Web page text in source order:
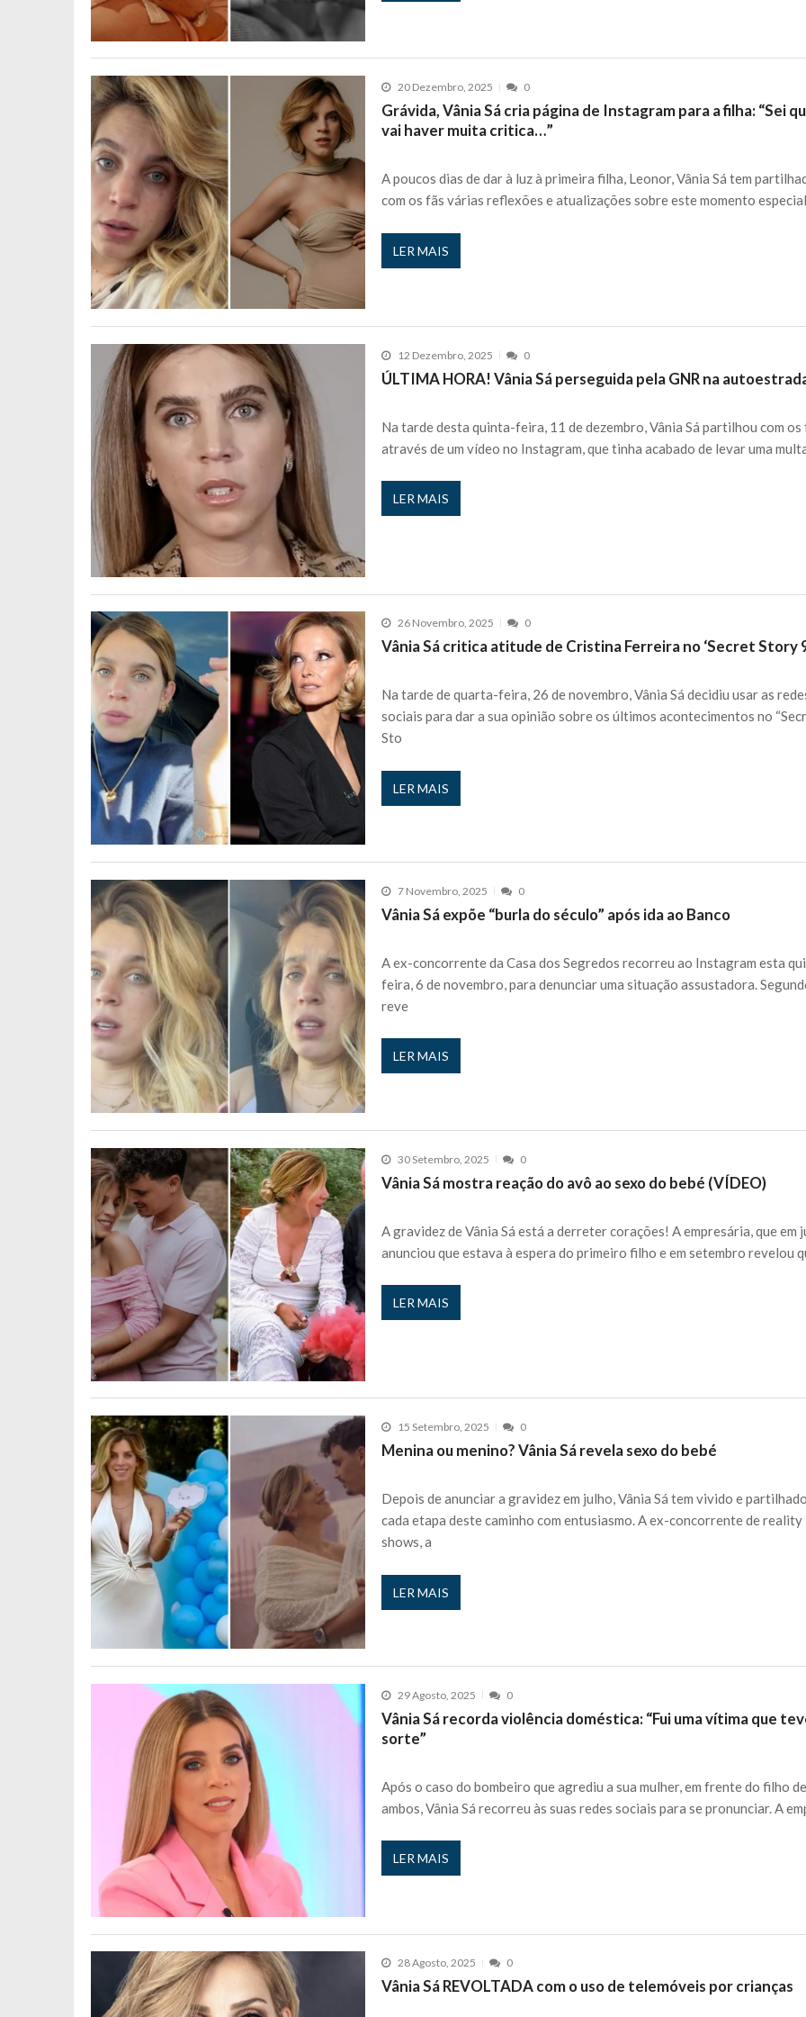
20 Dezembro, 2025 0
Grávida, Vânia Sá cria página de Instagram para a filha: “Sei
vai haver muita critica…”
A poucos dias de dar à luz à primeira filha, Leonor, Vânia Sá tem
com os fãs várias reflexões e atualizações sobre este momento
LER MAIS
12 Dezembro, 2025 0
ÚLTIMA HORA! Vânia Sá perseguida pela GNR na
Na tarde desta quinta-feira, 11 de dezembro, Vânia Sá partilhou com os
através de um vídeo no Instagram, que tinha acabado de levar uma
LER MAIS
26 Novembro, 2025 0
Vânia Sá critica atitude de Cristina Ferreira no ‘Secret Story
Na tarde de quarta-feira, 26 de novembro, Vânia Sá decidiu usar as
sociais para dar a sua opinião sobre os últimos acontecimentos no
Sto
LER MAIS
7 Novembro, 2025 0
Vânia Sá expõe “burla do século” após ida ao Banco
A ex-concorrente da Casa dos Segredos recorreu ao Instagram esta
feira, 6 de novembro, para denunciar uma situação assustadora.
reve
LER MAIS
30 Setembro, 2025 0
Vânia Sá mostra reação do avô ao sexo do bebé (VÍDEO)
A gravidez de Vânia Sá está a derreter corações! A empresária, que em
anunciou que estava à espera do primeiro filho e em setembro revelou
LER MAIS
15 Setembro, 2025 0
Menina ou menino? Vânia Sá revela sexo do bebé
Depois de anunciar a gravidez em julho, Vânia Sá tem vivido e partilhado
cada etapa deste caminho com entusiasmo. A ex-concorrente de reality
shows, a
LER MAIS
29 Agosto, 2025 0
Vânia Sá recorda violência doméstica: “Fui uma vítima que
sorte”
Após o caso do bombeiro que agrediu a sua mulher, em frente do filho de
ambos, Vânia Sá recorreu às suas redes sociais para se pronunciar. A
LER MAIS
28 Agosto, 2025 0
Vânia Sá REVOLTADA com o uso de telemóveis por crianças